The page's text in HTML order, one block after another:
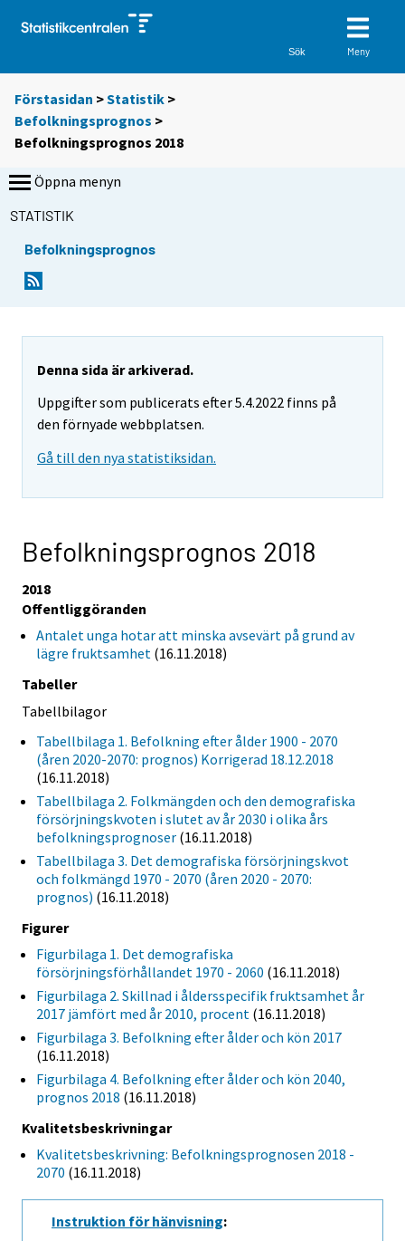
Sök Meny
Förstasidan >Statistik >
Befolkningsprognos >
Befolkningsprognos 2018
Öppna menyn
STATISTIK
Befolkningsprognos
Denna sida är arkiverad.
Uppgifter som publicerats efter 5.4.2022 finns på
den förnyade webbplatsen.
Gå till den nya statistiksidan.
Befolkningsprognos 2018
2018
Offentliggöranden
Antalet unga hotar att minska avsevärt på grund av
lägre fruktsamhet (16.11.2018)
Tabeller
Tabellbilagor
Tabellbilaga 1. Befolkning efter ålder 1900 - 2070
(åren 2020-2070: prognos) Korrigerad 18.12.2018
(16.11.2018)
Tabellbilaga 2. Folkmängden och den demografiska
försörjningskvoten i slutet av år 2030 i olika års
befolkningsprognoser (16.11.2018)
Tabellbilaga 3. Det demografiska försörjningskvot
och folkmängd 1970 - 2070 (åren 2020 - 2070:
prognos) (16.11.2018)
Figurer
Figurbilaga 1. Det demografiska
försörjningsförhållandet 1970 - 2060 (16.11.2018)
Figurbilaga 2. Skillnad i åldersspecifik fruktsamhet år
2017 jämfört med år 2010, procent (16.11.2018)
Figurbilaga 3. Befolkning efter ålder och kön 2017
(16.11.2018)
Figurbilaga 4. Befolkning efter ålder och kön 2040,
prognos 2018 (16.11.2018)
Kvalitetsbeskrivningar
Kvalitetsbeskrivning: Befolkningsprognosen 2018 -
2070 (16.11.2018)
Instruktion för hänvisning: